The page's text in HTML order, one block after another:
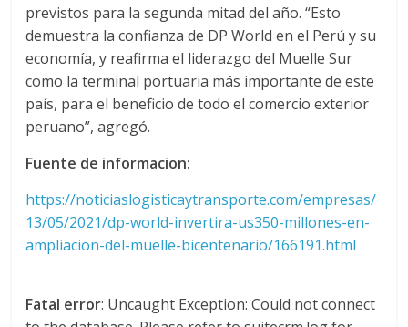
n
s
p
o
r
previstos para la segunda mitad del año. “Esto
demuestra la confianza de DP World en el Perú y su
economía, y reafirma el liderazgo del Muelle Sur
como la terminal portuaria más importante de este
país, para el beneficio de todo el comercio exterior
peruano”, agregó.
Fuente de informacion:
https://noticiaslogisticaytransporte.com/empresas/
13/05/2021/dp-world-invertira-us350-millones-en-
ampliacion-del-muelle-bicentenario/166191.html
Fatal error: Uncaught Exception: Could not connect